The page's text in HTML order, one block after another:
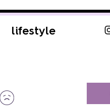
lifestyle